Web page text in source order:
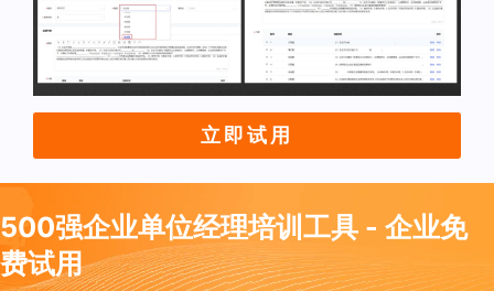
立即试用
500强企业单位经理培训工具 - 企业免
费试用